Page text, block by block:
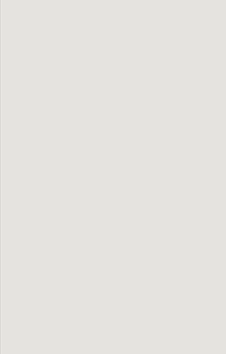
SPÉCIFICATIONS DE LA MOTO